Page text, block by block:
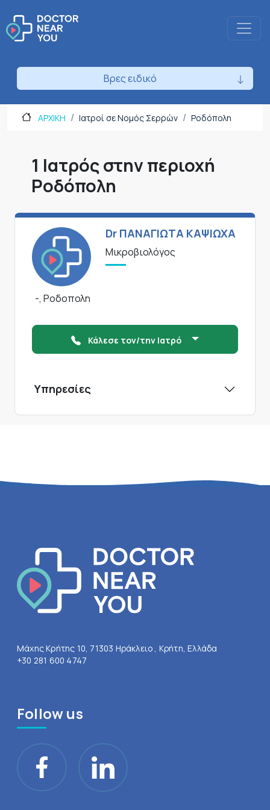
Βρες ειδικό
ΑΡΧΙΚΗ Ιατροί σε Νομός Σερρών Ροδόπολη
1 Ιατρός στην περιοχή
Ροδόπολη
Dr ΠΑΝΑΓΙΩΤΑ ΚΑΨΙΩΧΑ
Μικροβιολόγος
-, Ροδοπολη
Κάλεσε τον/την Ιατρό
Υπηρεσίες
Μάχης Κρήτης 10, 71303 Ηράκλειο , Κρήτη, Ελλάδα
+30 281 600 4747
Follow us